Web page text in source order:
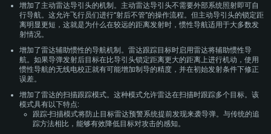
增加了主动雷达导引头的机制。主动雷达导引头不需要外部系统照射即可自
行导航。这允许飞行员们进行“射后不管”的操作流程。但主动导引头的锁定距
离明显更短，这就是为什么在较远的距离发射时，惯性导航适用于大多数发
射情况。
增加了雷达辅助惯性的导航机制。雷达跟踪目标时启用雷达将辅助惯性导
航。如果导弹发射后目标在比导引头锁定距离更大的距离上进行机动，使用
惯性导航的无线电校正就有可能增加制导的精度，并在初始发射条件下修正
误差。
增加了雷达的扫描跟踪模式。这种模式允许雷达在扫描时跟踪多个目标。该
模式具有以下特点:
跟踪-扫描模式将防止目标雷达预警系统提前发现来袭导弹。与传统的追
踪方法相比，能够有效降低目标对攻击的感知。